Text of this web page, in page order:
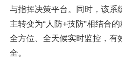
与指挥决策平台。同时，该系
主转变为“人防+技防”相结合
全方位、全天候实时监控，有
全。